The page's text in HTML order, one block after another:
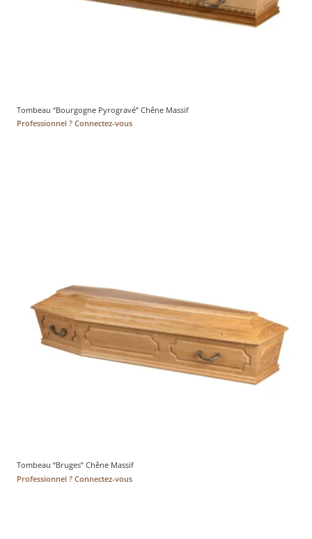
Tombeau “Bourgogne Pyrogravé” Chêne Massif
Professionnel ? Connectez-vous
Tombeau “Bruges” Chêne Massif
Professionnel ? Connectez-vous